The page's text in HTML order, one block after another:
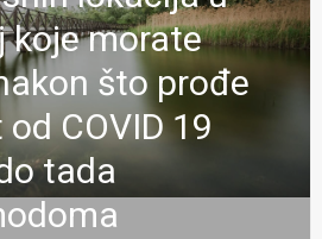
koje morate
što prođe
COVID 19
tada